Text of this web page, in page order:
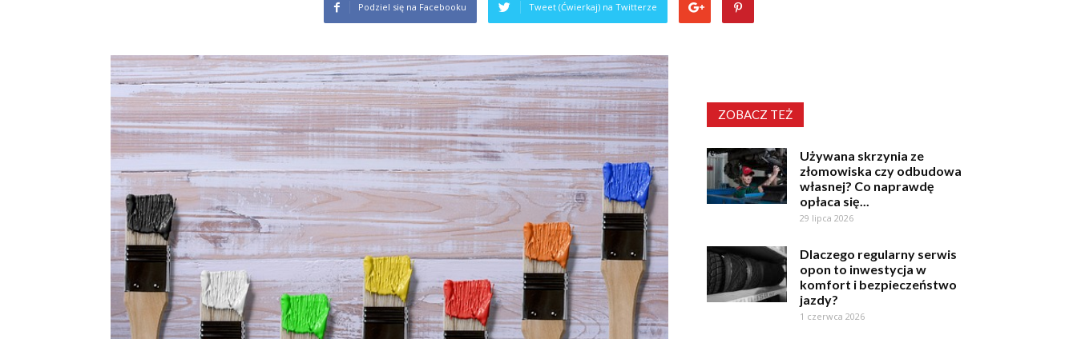
Podziel się na Facebooku Tweet (Ćwierkaj) na Twitterze
ZOBACZ TEŻ
Używana skrzynia ze
złomowiska czy odbudowa
własnej? Co naprawdę
opłaca się...
29 lipca 2026
Dlaczego regularny serwis
opon to inwestycja w
komfort i bezpieczeństwo
jazdy?
1 czerwca 2026